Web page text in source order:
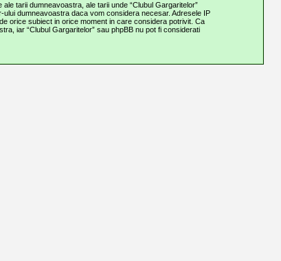
tarii dumneavoastra, ale tarii unde “Clubul Gargaritelor”
dumneavoastra daca vom considera necesar. Adresele IP
orice subiect in orice moment in care considera potrivit. Ca
iar “Clubul Gargaritelor” sau phpBB nu pot fi considerati